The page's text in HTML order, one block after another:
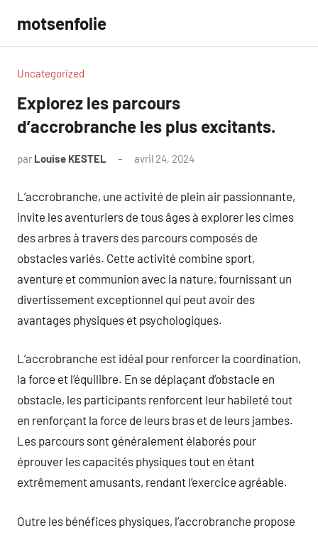
contenu
motsenfolie
Uncategorized
Explorez les parcours
d’accrobranche les plus excitants.
par Louise KESTEL avril 24, 2024
L’accrobranche, une activité de plein air passionnante,
invite les aventuriers de tous âges à explorer les cimes
des arbres à travers des parcours composés de
obstacles variés. Cette activité combine sport,
aventure et communion avec la nature, fournissant un
divertissement exceptionnel qui peut avoir des
avantages physiques et psychologiques.
L’accrobranche est idéal pour renforcer la coordination,
la force et l’équilibre. En se déplaçant d’obstacle en
obstacle, les participants renforcent leur habileté tout
en renforçant la force de leurs bras et de leurs jambes.
Les parcours sont généralement élaborés pour
éprouver les capacités physiques tout en étant
extrêmement amusants, rendant l’exercice agréable.
Outre les bénéfices physiques, l’accrobranche propose